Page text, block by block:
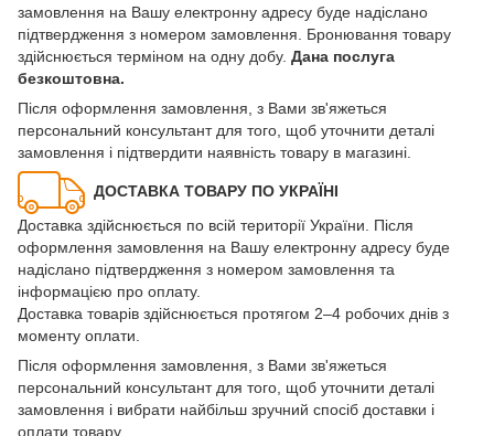
замовлення на Вашу електронну адресу буде надіслано
підтвердження з номером замовлення. Бронювання товару
здійснюється терміном на одну добу. Дана послуга
безкоштовна.
Після оформлення замовлення, з Вами зв'яжеться
персональний консультант для того, щоб уточнити деталі
замовлення і підтвердити наявність товару в магазині.
ДОСТАВКА ТОВАРУ ПО УКРАЇНІ
Доставка здійснюється по всій території України. Після
оформлення замовлення на Вашу електронну адресу буде
надіслано підтвердження з номером замовлення та
інформацією про оплату.
Доставка товарів здійснюється протягом 2–4 робочих днів з
моменту оплати.
Після оформлення замовлення, з Вами зв'яжеться
персональний консультант для того, щоб уточнити деталі
замовлення і вибрати найбільш зручний спосіб доставки і
оплати товару.